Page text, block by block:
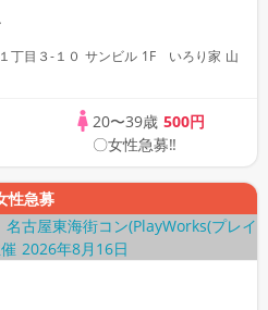
多数・初参加も
主催☆
丁目３-１０ サンビル 1F いろり家 山
20〜39歳 500円
〇女性急募‼
性急募